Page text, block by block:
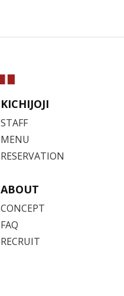
KICHIJOJI
STAFF
MENU
RESERVATION
ABOUT
CONCEPT
FAQ
RECRUIT